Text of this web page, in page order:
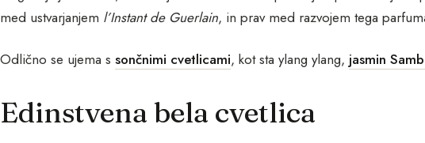
med ustvarjanjem l’Instant de Guerlain, in prav med razvojem tega
Odlično se ujema s sončnimi cvetlicami, kot sta ylang ylang, jasmin
Edinstvena bela cvetlica